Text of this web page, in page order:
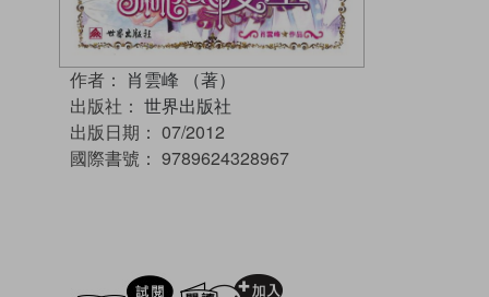
作者： 肖雲峰 （著）
出版社： 世界出版社
出版日期： 07/2012
國際書號： 9789624328967
試閲